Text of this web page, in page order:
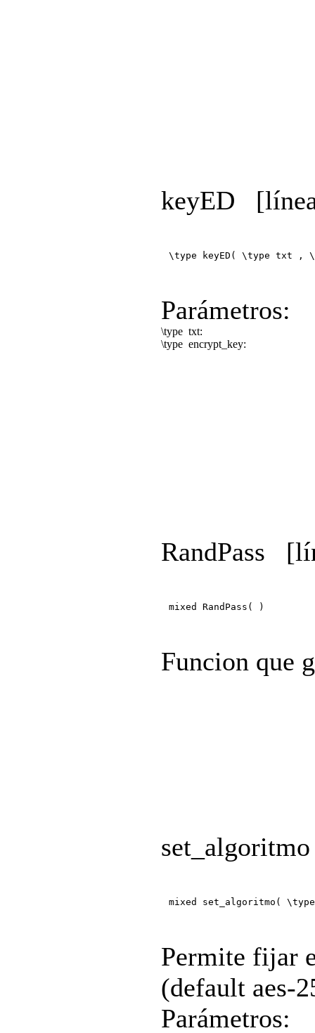
keyED
\type keyED( \type txt ,
Parámetros:
\type txt:
\type encrypt_key:
RandPass
mixed RandPass( )
Funcion que
set_algoritmo
mixed set_algoritmo(
Permite fijar
(default aes-
Parámetros: